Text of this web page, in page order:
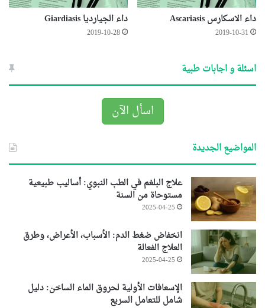
داء الاسكارس Ascariasis
2019-10-31
داء الجيارديا Giardiasis
2019-10-28
اسئلة و اجابات طبية
اسأل الآن
المواضيع الجديدة
علاج البلغم في الطب النبوي: أساليب طبيعية
مستوحاة من السنة
2025-04-25
انخفاض ضغط الدم: الأسباب، الأعراض، وطرق
العلاج الفعالة
2025-04-25
الإسعافات الأولية لحروق الماء الساخن: دليل
شامل للتعامل السريع